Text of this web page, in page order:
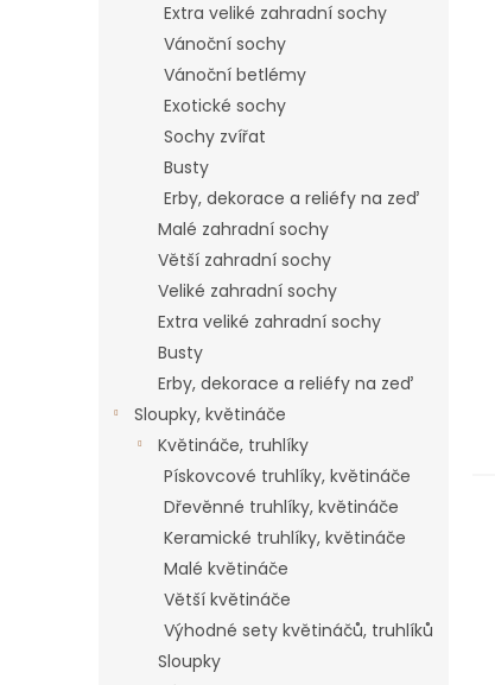
Extra veliké zahradní sochy
Vánoční sochy
Vánoční betlémy
Exotické sochy
Sochy zvířat
Busty
Erby, dekorace a reliéfy na zeď
Malé zahradní sochy
Větší zahradní sochy
Veliké zahradní sochy
Extra veliké zahradní sochy
Busty
Erby, dekorace a reliéfy na zeď
Sloupky, květináče
Květináče, truhlíky
Pískovcové truhlíky, květináče
Dřevěnné truhlíky, květináče
Keramické truhlíky, květináče
Malé květináče
Větší květináče
Výhodné sety květináčů, truhlíků
Sloupky